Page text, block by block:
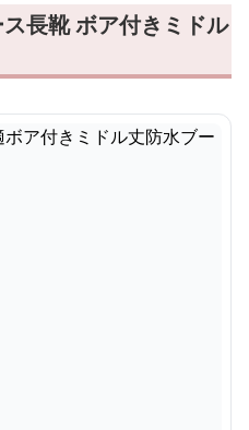
長靴 ボア付きミドル